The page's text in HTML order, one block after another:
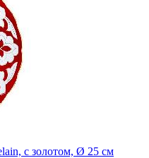
с золотом, Ø 25 см